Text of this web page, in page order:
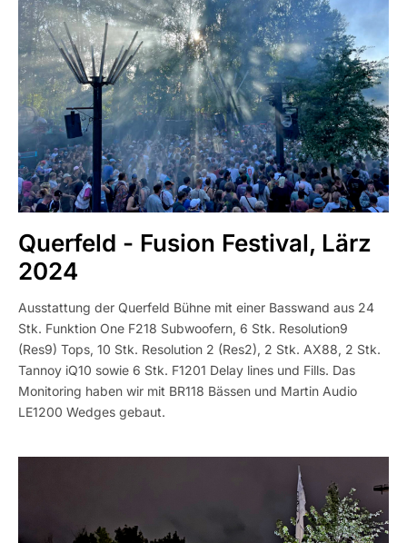
Querfeld - Fusion Festival, Lärz
2024
Ausstattung der Querfeld Bühne mit einer Basswand aus 24
Stk. Funktion One F218 Subwoofern, 6 Stk. Resolution9
(Res9) Tops, 10 Stk. Resolution 2 (Res2), 2 Stk. AX88, 2 Stk.
Tannoy iQ10 sowie 6 Stk. F1201 Delay lines und Fills. Das
Monitoring haben wir mit BR118 Bässen und Martin Audio
LE1200 Wedges gebaut.